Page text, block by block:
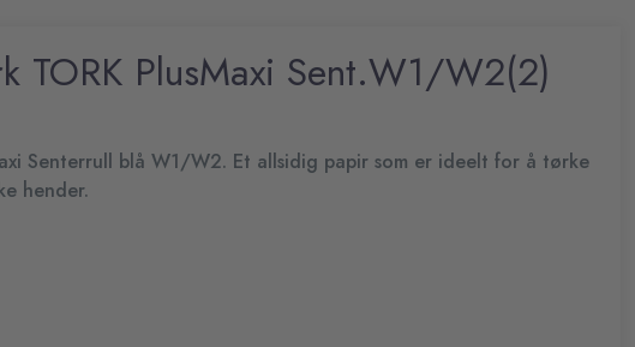
TORK PlusMaxi Sent.W1/W2(2)
Senterrull blå W1/W2. Et allsidig papir som er ideelt for å tørke
hender.
kvaliteten er papiret sterkere, det får jobben gjort raskere og er mer
papir. Allsidig - håndterer generelle tørkeoppgaver som krever
for kombirull/maxi senterrull, W1: System for tørkepapir